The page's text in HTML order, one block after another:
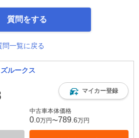
質問をする
問一覧に戻る
ルークス
マイカー登録
中古車本体価格
0 .0万円〜789 .6万円